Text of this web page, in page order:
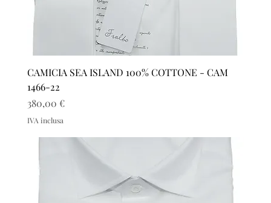
CAMICIA SEA ISLAND 100% COTTONE - CAM
1466-22
Prezzo
380,00 €
IVA inclusa